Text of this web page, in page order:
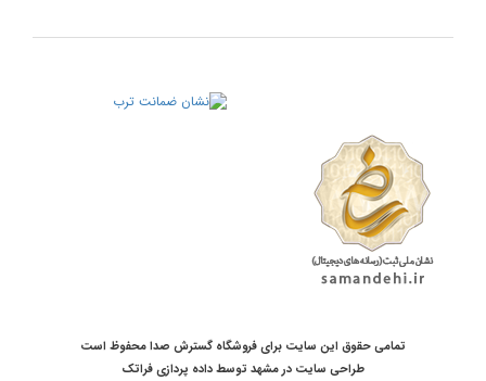
تمامی حقوق این سایت برای فروشگاه گسترش صدا محفوظ است
طراحی سایت در مشهد توسطداده پردازی فراتک